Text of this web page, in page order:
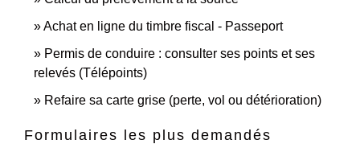
Achat en ligne du timbre fiscal - Passeport
Permis de conduire : consulter ses points et ses
relevés (Télépoints)
Refaire sa carte grise (perte, vol ou détérioration)
Formulaires les plus demandés